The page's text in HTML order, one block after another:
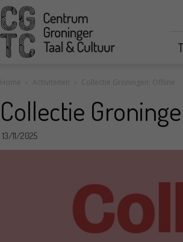
CGTC
Home Activiteiten Collectie Groningen: Offline
Collectie
13/11/2025